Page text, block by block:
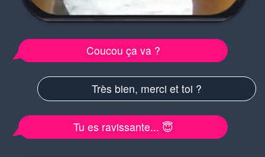
Coucou ça va ?
Très bien, merci et toi ?
Tu es ravissante... 😇